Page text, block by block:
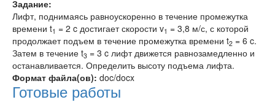
Задание:
Лифт, поднимаясь равноускоренно в течение промежутка
времени t1 = 2 c достигает скорости v1 = 3,8 м/с, с которой
продолжает подъем в течение промежутка времени t2 = 6 c.
Затем в течение t3 = 3 c лифт движется равнозамедленно и
останавливается. Определить высоту подъема лифта.
Формат файла(ов): doc/docx
Готовые работы